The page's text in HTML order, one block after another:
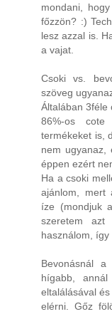
mondani,
főzzön? :)
lesz azzal is.
a vajat.
Csoki vs.
szöveg
Általában 3féle
86%-os
termékeket is,
nem ugyanaz,
éppen ezért
Ha a csoki
ajánlom, mert
íze (mondjuk
szeretem
használom,
Bevonásnál
hígabb,
eltalálásával
elérni. Gőz